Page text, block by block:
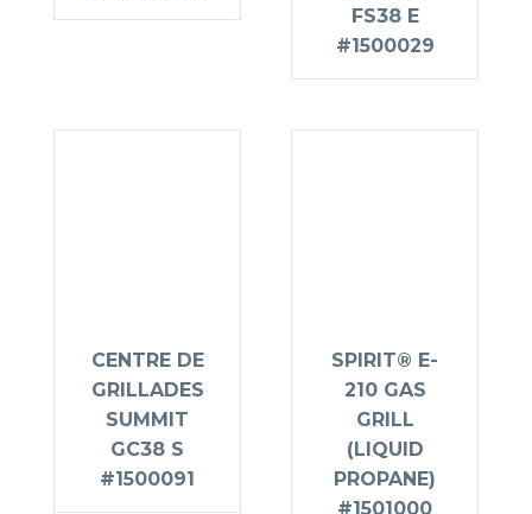
FS38 E
#1500029
CENTRE DE
GRILLADES
SUMMIT
GC38 S
#1500091
SPIRIT® E-
210 GAS
GRILL
(LIQUID
PROPANE)
#1501000